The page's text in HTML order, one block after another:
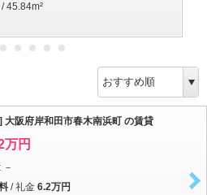
45.84m²
大阪府岸和田市春木南浜町 の賃貸
万円
/ 礼金 6.2万円